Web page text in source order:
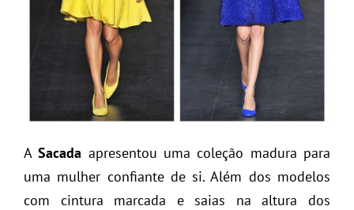
ASacada apresentou uma coleção madura para
uma mulher confiante de si. Além dos modelos
com cintura marcada e saias na altura dos